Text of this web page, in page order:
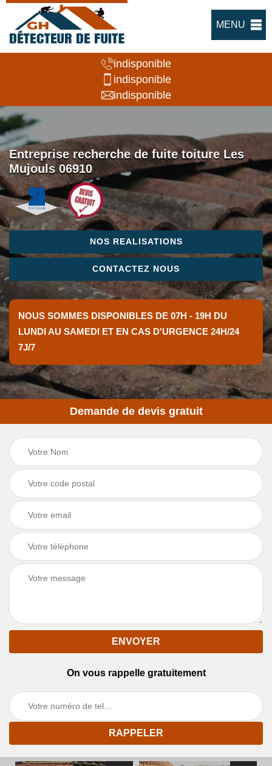
MENU
indisponible
indisponible
indisponible
Entreprise recherche de fuite toiture Les
Mujouls 06910
NOS REALISATIONS
CONTACTEZ NOUS
NOUS SOMMES DISPONIBLES DE 07H - 19H DU
LUNDI AU SAMEDI ET EN CAS D'URGENCE 24H/24
7J/7
Demande de devis gratuit
On vous rappelle gratuitement